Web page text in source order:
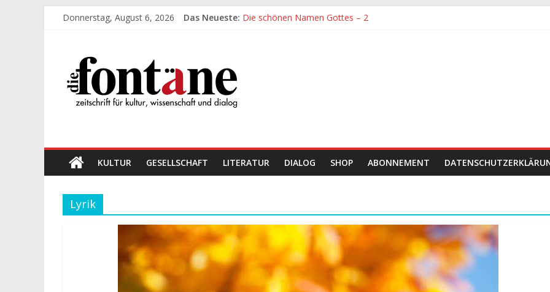
ZumDonnerstag, August 6, 2026 Das Neueste: Die schönen Namen Gottes – 2
Die
Fontäne
kultur,
wissenschaft
und
KULTUR GESELLSCHAFT LITERATUR DIALOG SHOP ABONNEMENT
Lyrik